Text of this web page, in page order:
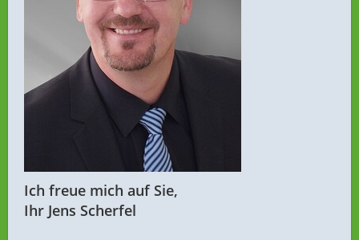
Ich freue mich auf Sie,
Ihr Jens Scherfel